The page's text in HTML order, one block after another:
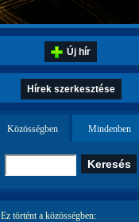
Új hír
Hírek szerkesztése
Közösségben Mindenben
Ez történt a közösségben: